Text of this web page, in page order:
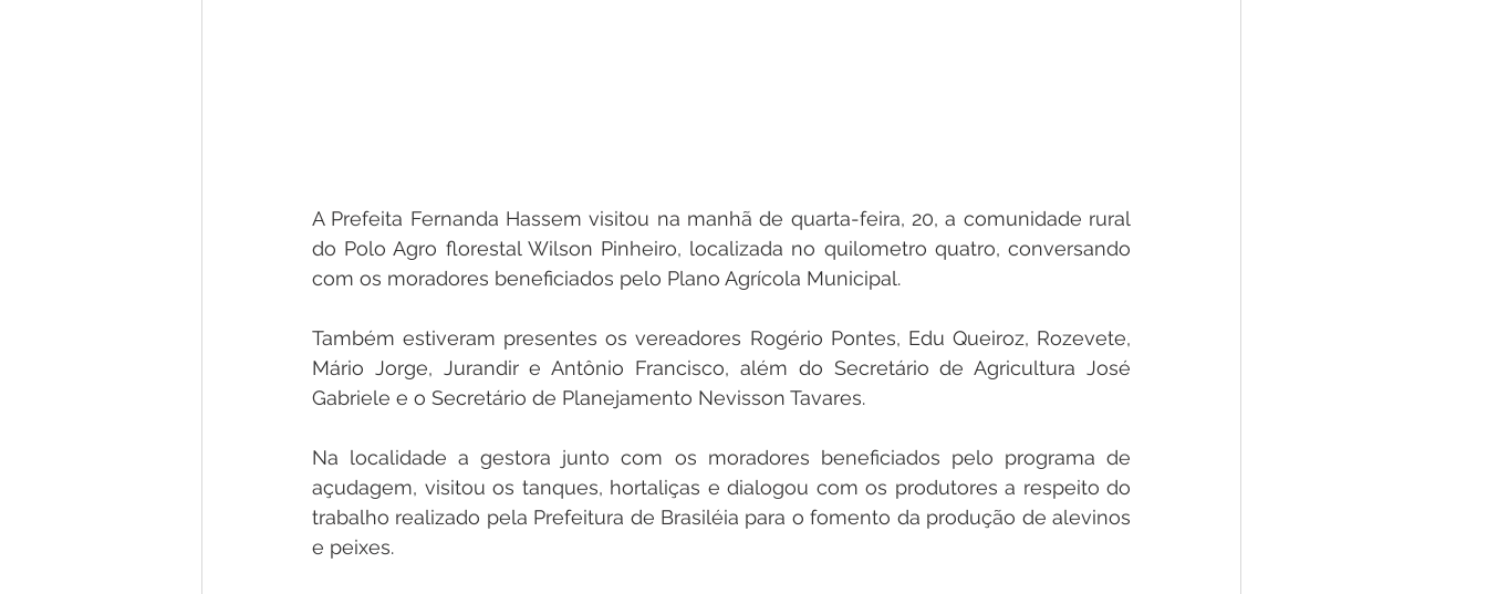
A Prefeita Fernanda Hassem visitou na manhã de quarta-feira, 20, a comunidade rural
do Polo Agro florestal Wilson Pinheiro, localizada no quilometro quatro, conversando
com os moradores beneficiados pelo Plano Agrícola Municipal.
Também estiveram presentes os vereadores Rogério Pontes, Edu Queiroz, Rozevete,
Mário Jorge, Jurandir e Antônio Francisco, além do Secretário de Agricultura José
Gabriele e o Secretário de Planejamento Nevisson Tavares.
Na localidade a gestora junto com os moradores beneficiados pelo programa de
açudagem, visitou os tanques, hortaliças e dialogou com os produtores a respeito do
trabalho realizado pela Prefeitura de Brasiléia para o fomento da produção de alevinos
e peixes.